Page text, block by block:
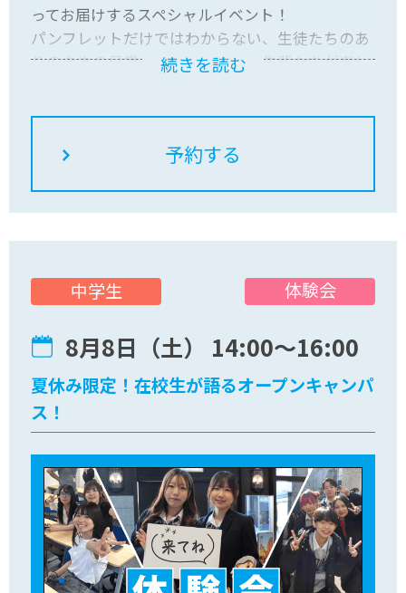
ってお届けするスペシャルイベント！
パンフレットだけではわからない、生徒たちのあ
りのままの日常やリアルな本音を先輩たちが楽し
体験」など、ワクワクするプログラムが目白押
続きを読む
体験会
8月8日（土） 14:00〜16:00
中学生
夏休み限定！在校生が語るオープンキャンパ
ス！